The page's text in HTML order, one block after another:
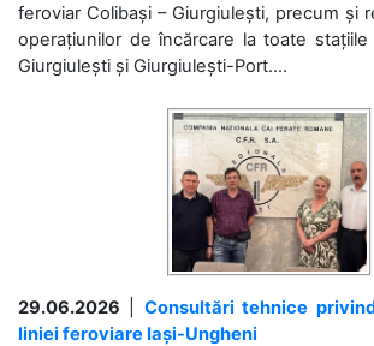
feroviar Colibași – Giurgiulești, precum și
operațiunilor de încărcare la toate
Giurgiulești și Giurgiulești-Port....
29.06.2026
Consultări tehnice
liniei feroviare Iași-Ungheni